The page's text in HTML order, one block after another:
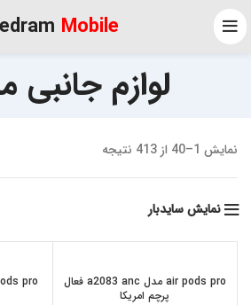
Mobile
لوازم جانبی
نمایش 1–40 از 413 نتیجه
نمایش سایدبار
air pods pro مدل a2083 anc فعال
پرچم امریکا